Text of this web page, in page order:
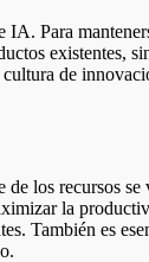
Para
existentes,
de
los recursos
la
También es